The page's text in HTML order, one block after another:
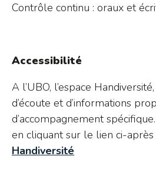
Contrôle continu : oraux et
Accessibilité
A l’UBO, l’espace
d’écoute et d’informations
d’accompagnement
en cliquant sur le lien ci-après
Handiversité